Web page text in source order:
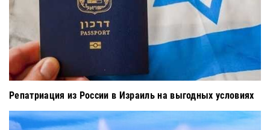
Репатриация из России в Израиль на выгодных условиях